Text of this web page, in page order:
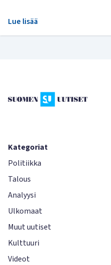
Lue lisää
Kategoriat
Politiikka
Talous
Analyysi
Ulkomaat
Muut uutiset
Kulttuuri
Videot